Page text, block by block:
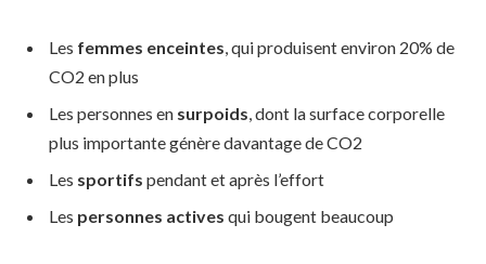
Les femmes enceintes, qui produisent environ 20% de
CO2 en plus
Les personnes en surpoids, dont la surface corporelle
plus importante génère davantage de CO2
Les sportifs pendant et après l’effort
Les personnes actives qui bougent beaucoup